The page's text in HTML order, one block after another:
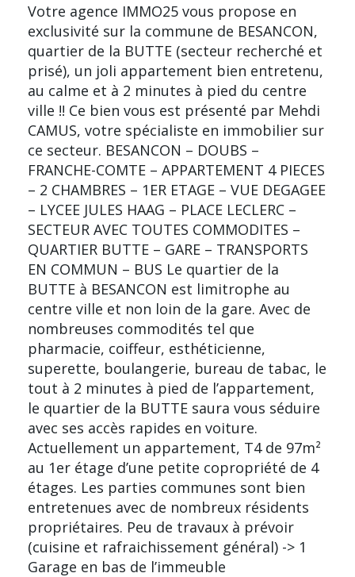
Votre agence IMMO25 vous propose en
exclusivité sur la commune de BESANCON,
quartier de la BUTTE (secteur recherché et
prisé), un joli appartement bien entretenu,
au calme et à 2 minutes à pied du centre
ville !! Ce bien vous est présenté par Mehdi
CAMUS, votre spécialiste en immobilier sur
ce secteur. BESANCON – DOUBS –
FRANCHE-COMTE – APPARTEMENT 4 PIECES
– 2 CHAMBRES – 1ER ETAGE – VUE DEGAGEE
– LYCEE JULES HAAG – PLACE LECLERC –
SECTEUR AVEC TOUTES COMMODITES –
QUARTIER BUTTE – GARE – TRANSPORTS
EN COMMUN – BUS Le quartier de la
BUTTE à BESANCON est limitrophe au
centre ville et non loin de la gare. Avec de
nombreuses commodités tel que
pharmacie, coiffeur, esthéticienne,
superette, boulangerie, bureau de tabac, le
tout à 2 minutes à pied de l’appartement,
le quartier de la BUTTE saura vous séduire
avec ses accès rapides en voiture.
Actuellement un appartement, T4 de 97m²
au 1er étage d’une petite copropriété de 4
étages. Les parties communes sont bien
entretenues avec de nombreux résidents
propriétaires. Peu de travaux à prévoir
(cuisine et rafraichissement général) -> 1
Garage en bas de l’immeuble